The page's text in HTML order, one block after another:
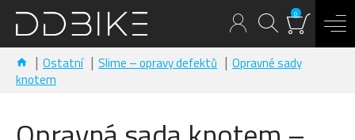
0
Ostatní Slime – opravy defektů
Opravné sady
knotem